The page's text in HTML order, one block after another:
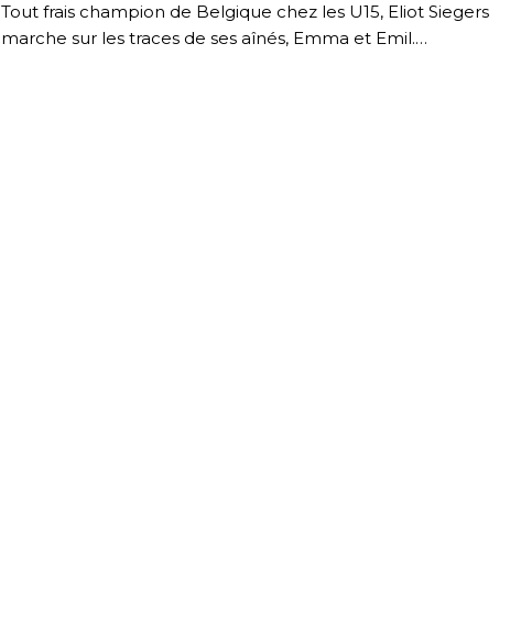
Tout frais champion de Belgique chez les U15, Eliot Siegers
marche sur les traces de ses aînés, Emma et Emil.…